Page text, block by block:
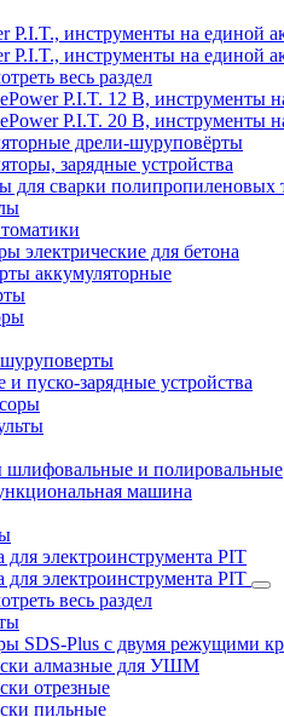
P.I.T., инструменты на единой
P.I.T., инструменты на единой
весь раздел
P.I.T. 12 В, инструменты
P.I.T. 20 В, инструменты
дрели-шуруповёрты
зарядные устройства
для сварки полипропиленовых
электрические для бетона
аккумуляторные
и пуско-зарядные устройства
и полировальные
машина
для электроинструмента PIT
для электроинструмента PIT
весь раздел
SDS-Plus c двумя режущими
алмазные для УШМ
отрезные
пильные